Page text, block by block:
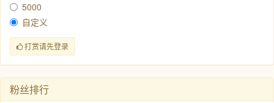
5000
自定义
打赏请先登录
粉丝排行